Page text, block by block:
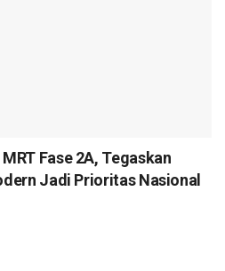
Fase 2A, Tegaskan
Jadi Prioritas Nasional